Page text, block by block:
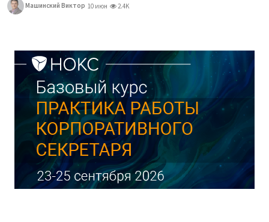
Машинский Виктор 10 июн 2.4K